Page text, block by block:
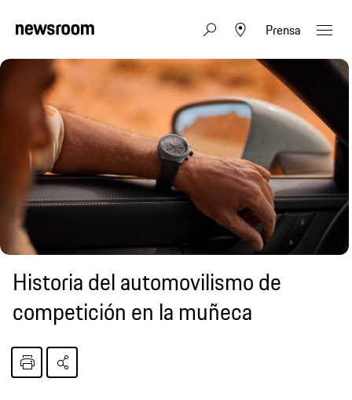
Prensa
Historia del automovilismo de
competición en la muñeca